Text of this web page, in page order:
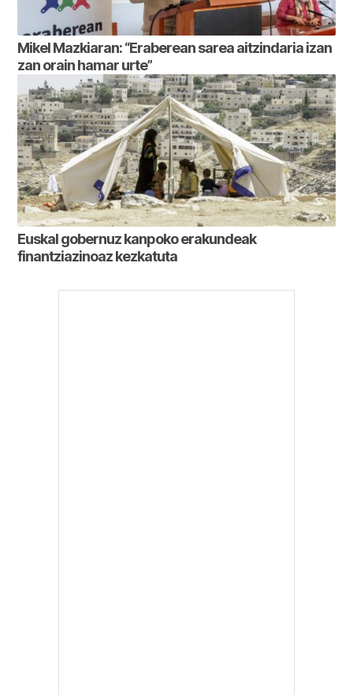
Mikel Mazkiaran: “Eraberean sarea aitzindaria izan
zan orain hamar urte”
Euskal gobernuz kanpoko erakundeak
finantziazinoaz kezkatuta